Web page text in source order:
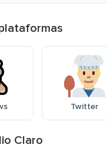
Twitter
Claro